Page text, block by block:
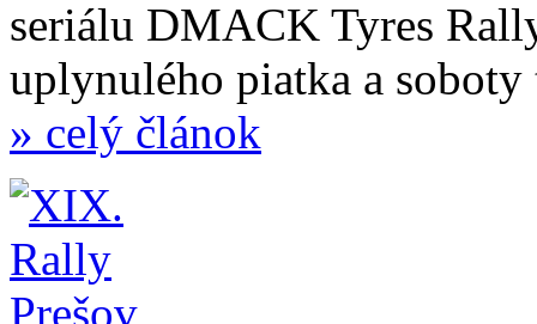
seriálu DMACK Tyres
uplynulého piatka a
» celý článok